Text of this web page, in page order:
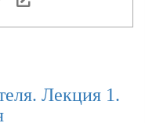
5.
Лекция 1.